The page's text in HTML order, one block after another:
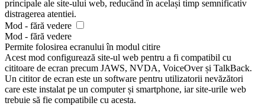
principale ale site-ului web, reducând în același timp semnificativ
distragerea atentiei.
Mod - fără vedere
Mod - fără vedere
Permite folosirea ecranului în modul citire
Acest mod configurează site-ul web pentru a fi compatibil cu
cititoare de ecran precum JAWS, NVDA, VoiceOver și TalkBack.
Un cititor de ecran este un software pentru utilizatorii nevăzători
care este instalat pe un computer și smartphone, iar site-urile web
trebuie să fie compatibile cu acesta.